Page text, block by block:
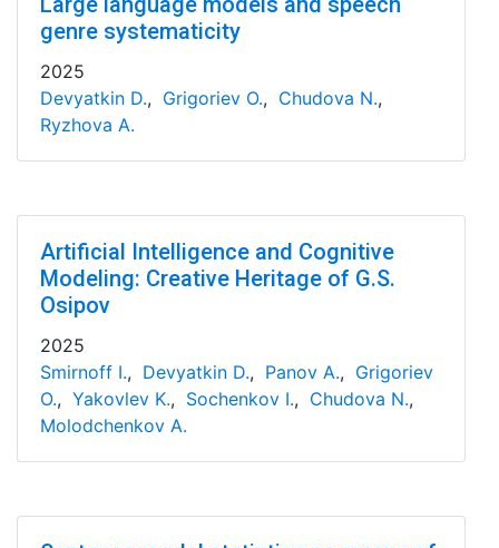
genre systematicity
2025
Devyatkin D., Grigoriev O., Chudova N.,
Ryzhova A.
Artificial Intelligence and Cognitive
Modeling: Creative Heritage of G.S.
Osipov
2025
Smirnoff I., Devyatkin D., Panov A., Grigoriev
O., Yakovlev K., Sochenkov I., Chudova N.,
Molodchenkov A.